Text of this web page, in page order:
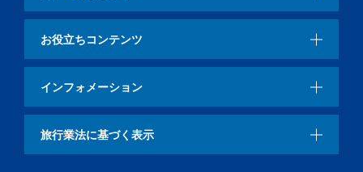
お役立ちコンテンツ
インフォメーション
旅行業法に基づく表示